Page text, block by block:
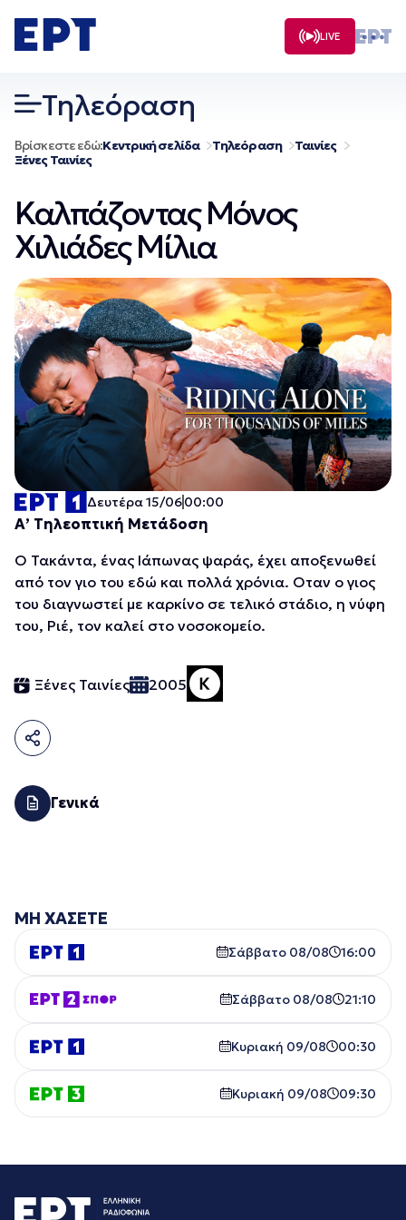
σε
περιεχόμενο
LIVE
Τηλεόραση
Βρίσκεστε εδώ:Κεντρική σελίδα Τηλεόραση
Ταινίες
Ξένες Ταινίες
Καλπάζοντας Μόνος
Χιλιάδες Μίλια
Δευτέρα 15/0600:00
Α’ Τηλεοπτική Μετάδοση
Ο Τακάντα, ένας Ιάπωνας ψαράς, έχει αποξενωθεί
από τον γιο του εδώ και πολλά χρόνια. Οταν ο γιος
του διαγνωστεί με καρκίνο σε τελικό στάδιο, η νύφη
του, Ριέ, τον καλεί στο νοσοκομείο.
Ξένες Ταινίες 2005
Γενικά
ΜΗ ΧΑΣΕΤΕ
Σάββατο 08/08 16:00
Σάββατο 08/08 21:10
Κυριακή 09/08 00:30
Κυριακή 09/08 09:30